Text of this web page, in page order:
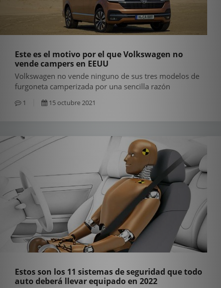
Este es el motivo por el que Volkswagen no
vende campers en EEUU
Volkswagen no vende ninguno de sus tres modelos de
furgoneta camperizada por una sencilla razón
1 15 octubre 2021
Estos son los 11 sistemas de seguridad que todo
auto deberá llevar equipado en 2022